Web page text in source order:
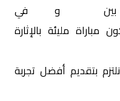
و
في
مباراة مليئة بالإثارة
نلتزم بتقديم أفضل تجربة